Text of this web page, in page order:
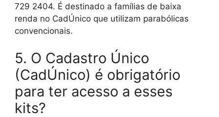
729 2404. É destinado a famílias de baixa
renda no CadÚnico que utilizam parabólicas
convencionais.
5. O Cadastro Único
(CadÚnico) é obrigatório
para ter acesso a esses
kits?